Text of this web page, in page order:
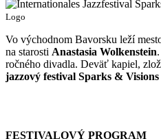
Logo
Vo východnom Bavorsku leží
na starosti Anastasia Wolkenstein
ročného divadla. Deväť kapiel,
jazzový festival Sparks &
FESTIVALOVÝ PROGRAM